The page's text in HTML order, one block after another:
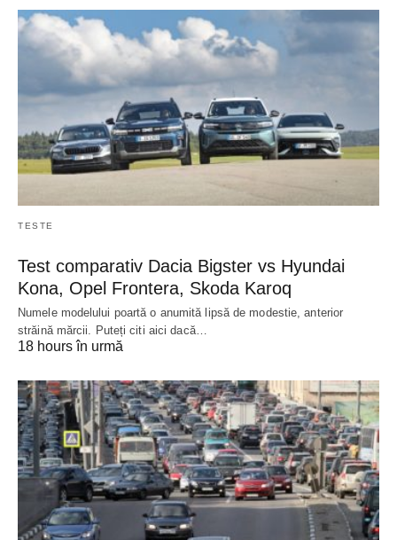
TESTE
Test comparativ Dacia Bigster vs Hyundai
Kona, Opel Frontera, Skoda Karoq
Numele modelului poartă o anumită lipsă de modestie, anterior
străină mărcii. Puteți citi aici dacă…
18 hours în urmă